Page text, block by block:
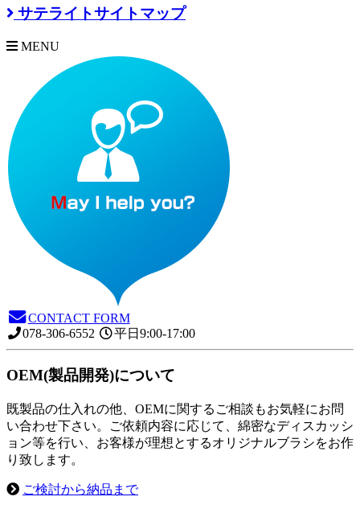
サテライトサイトマップ
MENU
CONTACT FORM
078-306-6552
平日9:00-17:00
OEM(製品開発)について
既製品の仕入れの他、OEMに関するご相談もお気軽にお問
い合わせ下さい。ご依頼内容に応じて、綿密なディスカッシ
ョン等を行い、お客様が理想とするオリジナルブラシをお作
り致します。
ご検討から納品まで